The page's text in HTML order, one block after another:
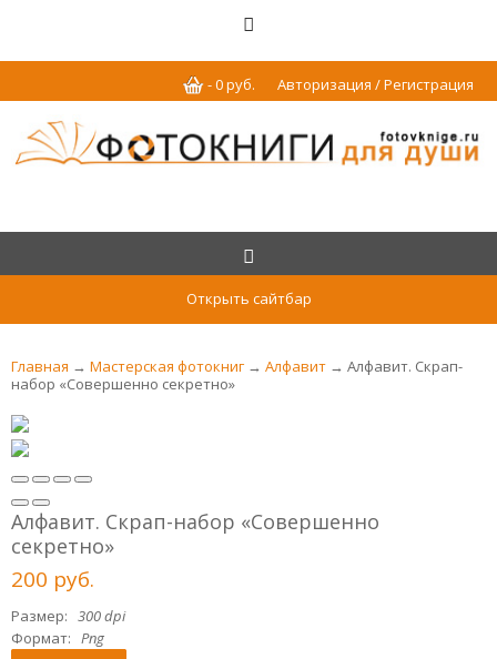
Авторизация / Регистрация
-0руб.
Открыть сайтбар
Главная → Мастерская фотокниг → Алфавит → Алфавит. Скрап-
набор «Совершенно секретно»
Алфавит. Скрап-набор «Совершенно
секретно»
200 руб.
Размер: 300 dpi
Формат: Png